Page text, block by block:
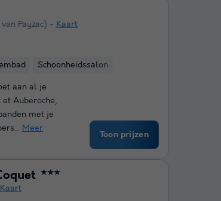
Payzac) Kaart
Schoonheidssalon
aan al je
Auberoche,
met je
Meer
Toon prijzen
★★★
Kaart